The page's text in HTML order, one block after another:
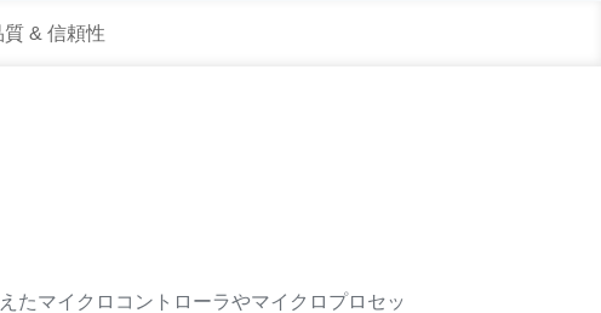
質 & 信頼性
たマイクロコントローラやマイクロプロセッ